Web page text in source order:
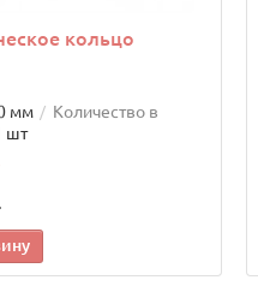
кольцо
мм
Количество в
шт